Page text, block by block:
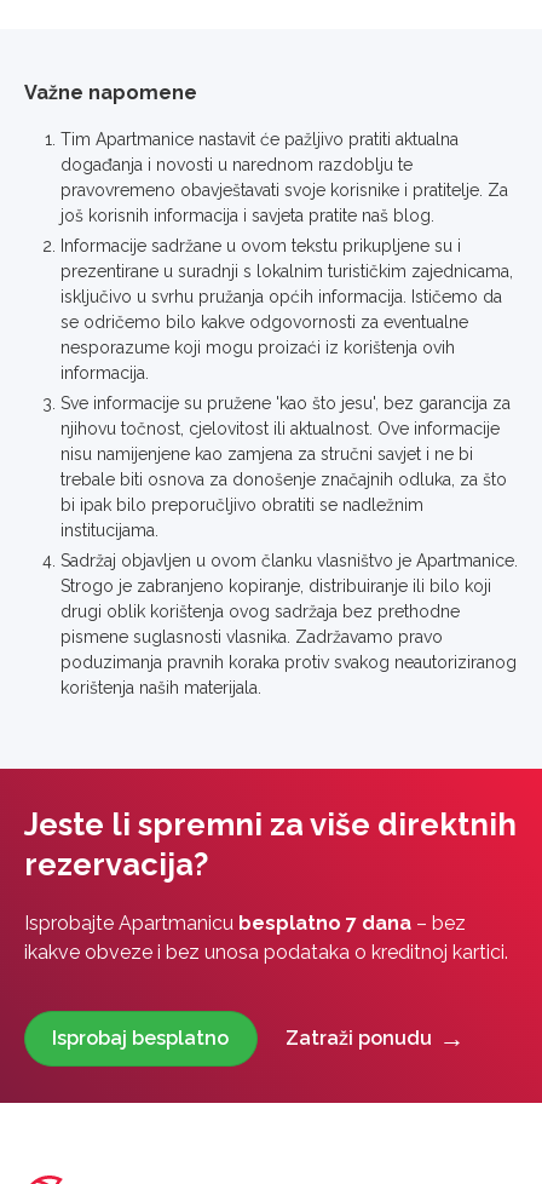
Važne napomene
Tim Apartmanice nastavit će pažljivo pratiti aktualna
događanja i novosti u narednom razdoblju te
pravovremeno obavještavati svoje korisnike i pratitelje. Za
još korisnih informacija i savjeta pratite naš blog.
Informacije sadržane u ovom tekstu prikupljene su i
prezentirane u suradnji s lokalnim turističkim zajednicama,
isključivo u svrhu pružanja općih informacija. Ističemo da
se odričemo bilo kakve odgovornosti za eventualne
nesporazume koji mogu proizaći iz korištenja ovih
informacija.
Sve informacije su pružene 'kao što jesu', bez garancija za
njihovu točnost, cjelovitost ili aktualnost. Ove informacije
nisu namijenjene kao zamjena za stručni savjet i ne bi
trebale biti osnova za donošenje značajnih odluka, za što
bi ipak bilo preporučljivo obratiti se nadležnim
institucijama.
Sadržaj objavljen u ovom članku vlasništvo je Apartmanice.
Strogo je zabranjeno kopiranje, distribuiranje ili bilo koji
drugi oblik korištenja ovog sadržaja bez prethodne
pismene suglasnosti vlasnika. Zadržavamo pravo
poduzimanja pravnih koraka protiv svakog neautoriziranog
korištenja naših materijala.
Jeste li spremni za više direktnih
rezervacija?
Isprobajte Apartmanicu besplatno 7 dana – bez
ikakve obveze i bez unosa podataka o kreditnoj kartici.
Isprobaj besplatno Zatraži ponudu